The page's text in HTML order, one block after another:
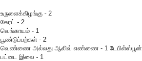
உருளைக்கிழங்கு - 2
கேரட் - 2
வெங்காயம் - 1
பூண்டுப்பற்கள் - 2
வெண்ணை அல்லது ஆலிவ் எண்ணை - 1 டேபிள்ஸ்பூன்
பட்டை இலை - 1